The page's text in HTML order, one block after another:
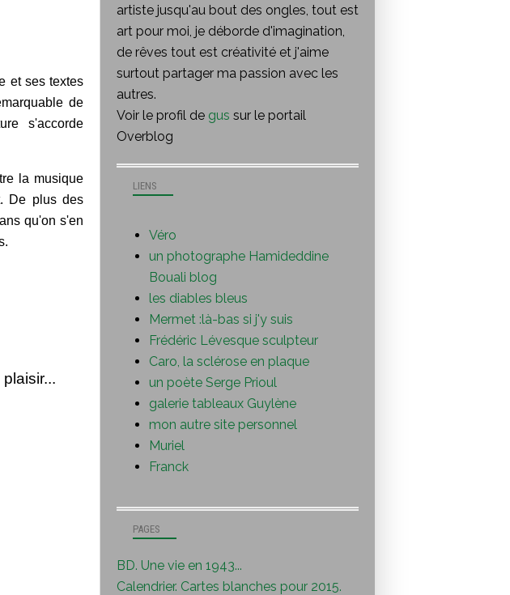
et ses textes
de
s'accorde
la musique
De plus des
qu'on s'en
artiste jusqu'au bout des ongles, tout est
art pour moi, je déborde d'imagination,
de rêves tout est créativité et j'aime
surtout partager ma passion avec les
autres.
Voir le profil de gus sur le portail
Overblog
PAGES
BD. Une vie en 1943...
Calendrier. Cartes blanches pour 2015.
LIENS
Véro
un photographe Hamideddine
Bouali blog
les diables bleus
Mermet :là-bas si j'y suis
Frédéric Lévesque sculpteur
Caro, la sclérose en plaque
un poète Serge Prioul
galerie tableaux Guylène
mon autre site personnel
Muriel
Franck